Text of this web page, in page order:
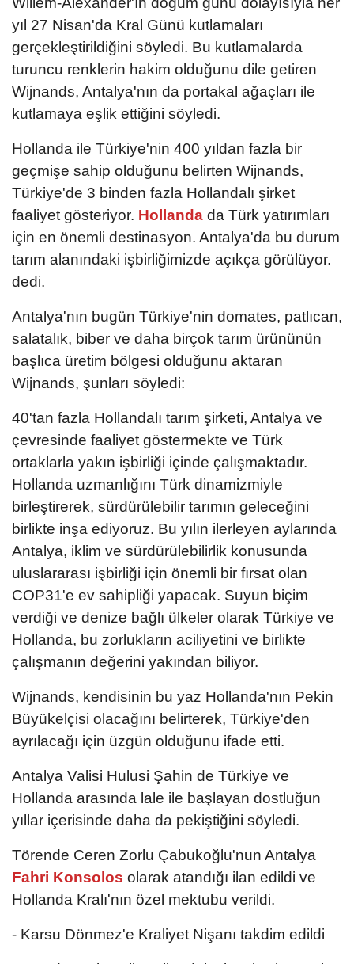
yıl 27 Nisan'da Kral Günü kutlamaları
gerçekleştirildiğini söyledi. Bu kutlamalarda
turuncu renklerin hakim olduğunu dile getiren
Wijnands, Antalya'nın da portakal ağaçları ile
kutlamaya eşlik ettiğini söyledi.
Hollanda ile Türkiye'nin 400 yıldan fazla bir
geçmişe sahip olduğunu belirten Wijnands,
Türkiye'de 3 binden fazla Hollandalı şirket
faaliyet gösteriyor. Hollanda da Türk yatırımları
için en önemli destinasyon. Antalya'da bu durum
tarım alanındaki işbirliğimizde açıkça görülüyor.
dedi.
Antalya'nın bugün Türkiye'nin domates, patlıcan,
salatalık, biber ve daha birçok tarım ürününün
başlıca üretim bölgesi olduğunu aktaran
Wijnands, şunları söyledi:
40'tan fazla Hollandalı tarım şirketi, Antalya ve
çevresinde faaliyet göstermekte ve Türk
ortaklarla yakın işbirliği içinde çalışmaktadır.
Hollanda uzmanlığını Türk dinamizmiyle
birleştirerek, sürdürülebilir tarımın geleceğini
birlikte inşa ediyoruz. Bu yılın ilerleyen aylarında
Antalya, iklim ve sürdürülebilirlik konusunda
uluslararası işbirliği için önemli bir fırsat olan
COP31'e ev sahipliği yapacak. Suyun biçim
verdiği ve denize bağlı ülkeler olarak Türkiye ve
Hollanda, bu zorlukların aciliyetini ve birlikte
çalışmanın değerini yakından biliyor.
Wijnands, kendisinin bu yaz Hollanda'nın Pekin
Büyükelçisi olacağını belirterek, Türkiye'den
ayrılacağı için üzgün olduğunu ifade etti.
Antalya Valisi Hulusi Şahin de Türkiye ve
Hollanda arasında lale ile başlayan dostluğun
yıllar içerisinde daha da pekiştiğini söyledi.
Törende Ceren Zorlu Çabukoğlu'nun Antalya
Fahri Konsolos olarak atandığı ilan edildi ve
Hollanda Kralı'nın özel mektubu verildi.
- Karsu Dönmez'e Kraliyet Nişanı takdim edildi